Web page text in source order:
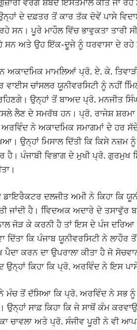
ਵਰਗੇ ਸ਼ਬਦ ਇਸਤੇਮਾਲ ਕੀਤੇ ਜਾ
ਦੇ ਦਫ਼ਤਰ ਤੋਂ ਕਾਰ ਤੱਕ ਦੋਵੇਂ ਪਾਸੇ
ਸਨ। ਪੂਰੇ ਮਾਹੌਲ ਵਿੱਚ ਭਾਵੁਕਤਾ ਤਾਰੀ
ਸਨ ਅਤੇ ਉਹ ਇੱਕ-ਦੂਜੇ ਨੂੰ ਧਰਵਾਸਾ ਦੇ ਰਹੇ
ਅਕਾਦਮਿਕ ਮਾਮਲਿਆਂ ਪ੍ਰੋ. ਏ. ਕੇ.
ਚਾਂਸਲਰ ਯੂਨੀਵਰਸਿਟੀ ਨੂੰ ਨਹੀਂ
ਉਨ੍ਹਾਂ ਤੋਂ ਬਾਅਦ ਪ੍ਰੋ. ਮਨਜੀਤ
ਲੈਣ ਦੇ ਸਮਰੱਥ ਹਨ। ਪ੍ਰੋ. ਰਾਜੇਸ਼
ਅਰਵਿੰਦ ਨੇ ਅਕਾਦਮਿਕ ਸਮਾਗਮਾਂ ਦੇ ਹਰ
ਉਨ੍ਹਾਂ ਮਿਸਾਲ ਦਿੱਤੀ ਕਿ ਕਿਸੇ
ਹੈ। ਪੰਜਾਬੀ ਵਿਭਾਗ ਦੇ ਮੁਖੀ ਪ੍ਰੋ.
ਦਲਜੀਤ ਅਮੀ ਨੇ ਕਿਹਾ ਕਿ
ਜਾਂਦੀ ਹੈ। ਵਿਿਦਅਕ ਅਦਾਰੇ ਦੇ ਤਸਾਵੁੱਰ
ਜੋੜ ਕੇ ਕਰਨੀ ਹੈ ਤਾਂ ਇਸ ਦੇ ਪੰਜ
ਦਿੱਤਾ ਕਿ ਪੰਜਾਬ ਯੂਨੀਵਰਸਿਟੀ ਨੇ
ਕਰਨ ਦਾ ਉਪਰਾਲਾ ਕੀਤਾ ਹੈ ਜੋ
ਕਿਹਾ ਕਿ ਪ੍ਰੋ. ਅਰਵਿੰਦ ਨੇ ਇਸ
ਮੰਚ ਤੋਂ ਦੱਸਿਆ ਕਿ ਪ੍ਰੋ. ਅਰਵਿੰਦ ਨੇ ਸਭ
ਸਾਫ਼ ਕਿਹਾ ਕਿ ਜੇ ਸਾਥੋਂ ਕੰਮ
ਚਾਵਲਾ ਅਤੇ ਪ੍ਰੋ. ਸੰਜੀਵ ਪੂਰੀ ਨੇ ਵੀ